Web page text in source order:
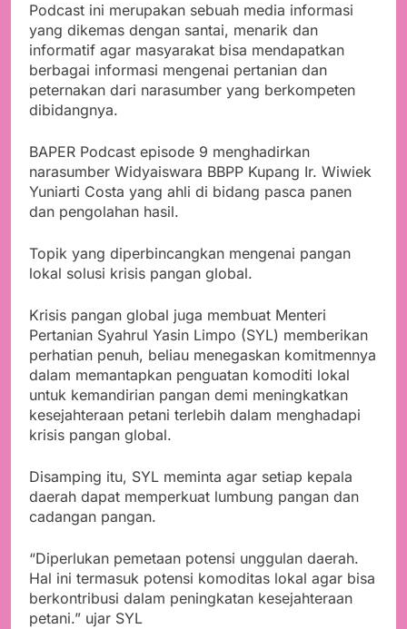
Podcast ini merupakan sebuah media informasi
yang dikemas dengan santai, menarik dan
informatif agar masyarakat bisa mendapatkan
berbagai informasi mengenai pertanian dan
peternakan dari narasumber yang berkompeten
dibidangnya.
BAPER Podcast episode 9 menghadirkan
narasumber Widyaiswara BBPP Kupang Ir. Wiwiek
Yuniarti Costa yang ahli di bidang pasca panen
dan pengolahan hasil.
Topik yang diperbincangkan mengenai pangan
lokal solusi krisis pangan global.
Krisis pangan global juga membuat Menteri
Pertanian Syahrul Yasin Limpo (SYL) memberikan
perhatian penuh, beliau menegaskan komitmennya
dalam memantapkan penguatan komoditi lokal
untuk kemandirian pangan demi meningkatkan
kesejahteraan petani terlebih dalam menghadapi
krisis pangan global.
Disamping itu, SYL meminta agar setiap kepala
daerah dapat memperkuat lumbung pangan dan
cadangan pangan.
“Diperlukan pemetaan potensi unggulan daerah.
Hal ini termasuk potensi komoditas lokal agar bisa
berkontribusi dalam peningkatan kesejahteraan
petani.” ujar SYL